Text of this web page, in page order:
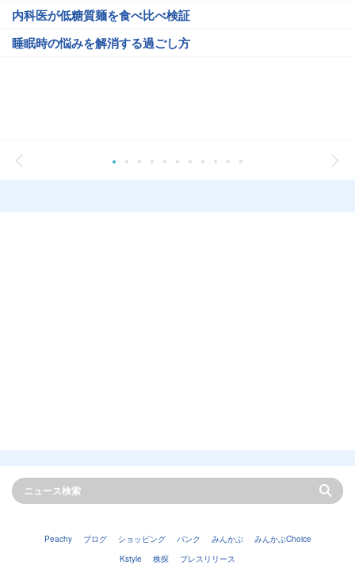
内科医が低糖質麺を食べ比べ検証
睡眠時の悩みを解消する過ごし方
Peachy ブログ ショッピング バンク みんかぶ
みんかぶChoice
Kstyle
株探 プレスリリース